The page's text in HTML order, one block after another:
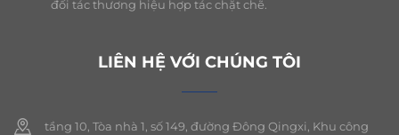
đối tác thương hiệu hợp tác chặt chẽ.
LIÊN HỆ VỚI CHÚNG TÔI
tầng 10, Tòa nhà 1, số 149, đường Đông Qingxi, Khu công